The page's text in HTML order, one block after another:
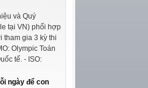
và Quý
tại VN) phối hợp
tham gia 3 kỳ thi
Olympic Toán
tế. - ISO:
ngày để con